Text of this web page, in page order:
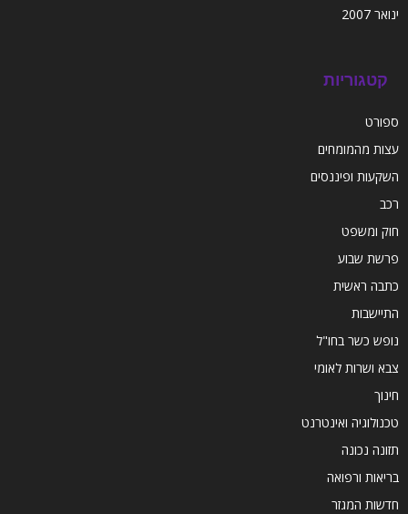
ינואר 2007
קטגוריות
ספורט
עצות מהמומחים
השקעות ופיננסים
רכב
חוק ומשפט
פרשת שבוע
כתבה ראשית
התיישבות
נופש כשר בחו"ל
צבא ושרות לאומי
חינוך
טכנולוגיה ואינטרנט
תזונה נכונה
בריאות ורפואה
חדשות המגזר